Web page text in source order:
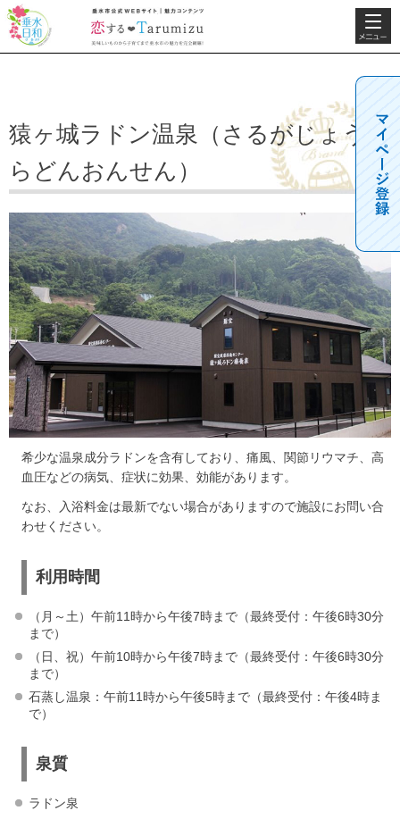
垂水日和
垂水市公式WEBサ
イト 魅力コンテン
ツ 恋するTarumizu
検索・共
通メニュ
ー
猿ヶ城ラドン温泉（さるがじょう
らどんおんせん）
希少な温泉成分ラドンを含有しており、痛風、関節リウマチ、高
血圧などの病気、症状に効果、効能があります。
なお、入浴料金は最新でない場合がありますので施設にお問い合
わせください。
利用時間
（月～土）午前11時から午後7時まで（最終受付：午後6時30分
まで）
（日、祝）午前10時から午後7時まで（最終受付：午後6時30分
まで）
石蒸し温泉：午前11時から午後5時まで（最終受付：午後4時ま
で）
泉質
ラドン泉